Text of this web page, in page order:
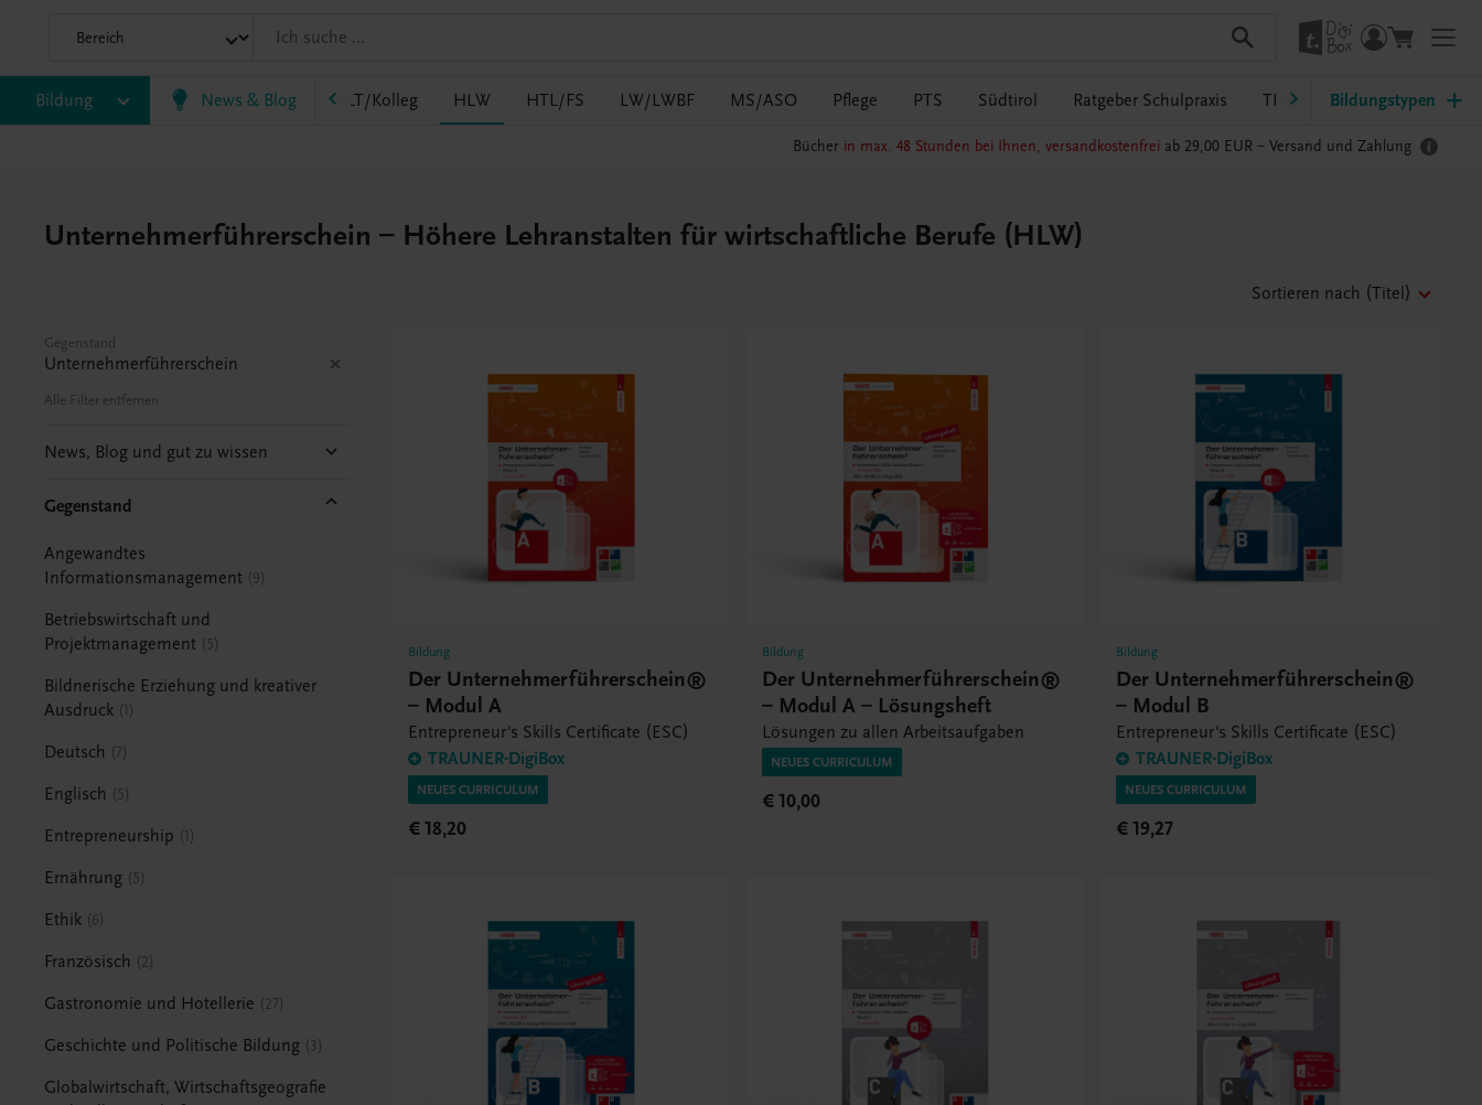
Bildung News & Blog
HF/TFS HLM/HLK HLPS/FSB HLT/Kolleg HLW HTL/FS LW/LWBF MS/ASO Pflege PTS Südtirol Ratgeber Schulpraxis TRAUNER-DigiBox
Bildungstypen
Bücher in max. 48 Stunden bei Ihnen, versandkostenfrei ab 29,00 EUR – Versand und Zahlung
Unternehmerführerschein – Höhere Lehranstalten für wirtschaftliche Berufe (HLW)
Sortieren nach (Titel)
Gegenstand
Unternehmerführerschein
Alle Filter entfernen
News, Blog und gut zu wissen
Gegenstand
Angewandtes
Informationsmanagement 9
Betriebswirtschaft und
Projektmanagement
5
Bildnerische Erziehung und kreativer
Ausdruck 1
Deutsch 7
Englisch 5
Entrepreneurship 1
Ernährung 5
Ethik 6
Französisch 2
Gastronomie und Hotellerie 27
Geschichte und Politische Bildung 3
Globalwirtschaft, Wirtschaftsgeografie
Bildung
Der Unternehmerführerschein®
– Modul A
Entrepreneur's Skills Certificate (ESC)
TRAUNER-DigiBox
NEUES CURRICULUM
€ 18,20
Bildung
Der Unternehmerführerschein®
– Modul A – Lösungsheft
Lösungen zu allen Arbeitsaufgaben
NEUES CURRICULUM
€ 10,00
Bildung
Der Unternehmerführerschein®
– Modul B
Entrepreneur's Skills Certificate (ESC)
TRAUNER-DigiBox
NEUES CURRICULUM
€ 19,27